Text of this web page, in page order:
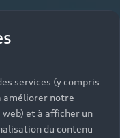
services (y compris
améliorer notre
et à afficher un
du contenu